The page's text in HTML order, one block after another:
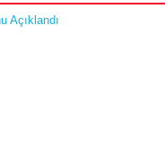
Açıklandı